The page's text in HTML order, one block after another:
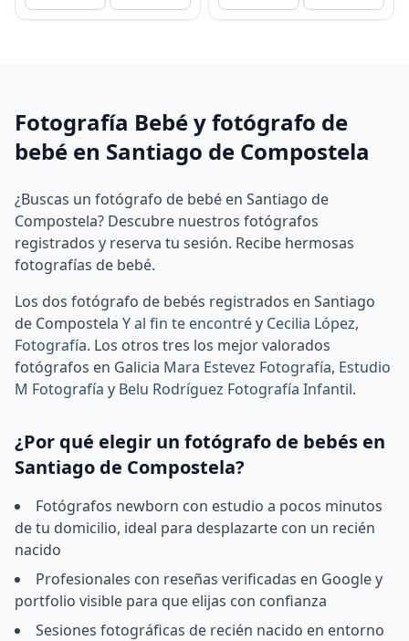
Fotografía Bebé y fotógrafo de
bebé en Santiago de Compostela
¿Buscas un fotógrafo de bebé en Santiago de
Compostela? Descubre nuestros fotógrafos
registrados y reserva tu sesión. Recibe hermosas
fotografías de bebé.
Los dos fotógrafo de bebés registrados en Santiago
de Compostela Y al fin te encontréy Cecilia López,
Fotografía. Los otros tres los mejor valorados
fotógrafos en Galicia Mara Estevez Fotografía, Estudio
M Fotografía y Belu Rodríguez Fotografía Infantil.
¿Por qué elegir un fotógrafo de bebés en
Santiago de Compostela?
Fotógrafos newborn con estudio a pocos minutos
de tu domicilio, ideal para desplazarte con un recién
nacido
Profesionales con reseñas verificadas en Google y
portfolio visible para que elijas con confianza
Sesiones fotográficas de recién nacido en entorno